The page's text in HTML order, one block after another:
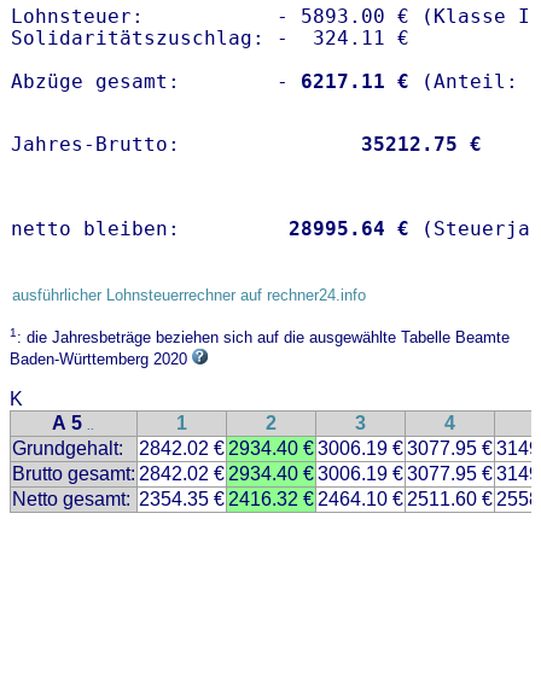
Lohnsteuer:           - 5893.00 € (Klasse I)
Solidaritätszuschlag: -  324.11 €
Abzüge gesamt:        -
6217.11 €
Jahres-Brutto: 35212.75 €
netto bleiben: 28995.64 €
ausführlicher Lohnsteuerrechner auf rechner24.info
1: die Jahresbeträge beziehen sich auf die ausgewählte Tabelle Beamte
Baden-Württemberg 2020
K
A 5 .. 1 2 3 4
Grundgehalt:
2842.02 € 2934.40 €3006.19 €3077.95 €
Brutto gesamt: 2842.02 € 2934.40 €3006.19 €3077.95 €
Netto gesamt: 2354.35 € 2416.32 € 2464.10 € 2511.60 €